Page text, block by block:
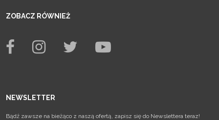
ZOBACZ RÓWNIEŻ
NEWSLETTER
Bądź zawsze na bieżąco z naszą ofertą, zapisz się do Newslettera teraz!